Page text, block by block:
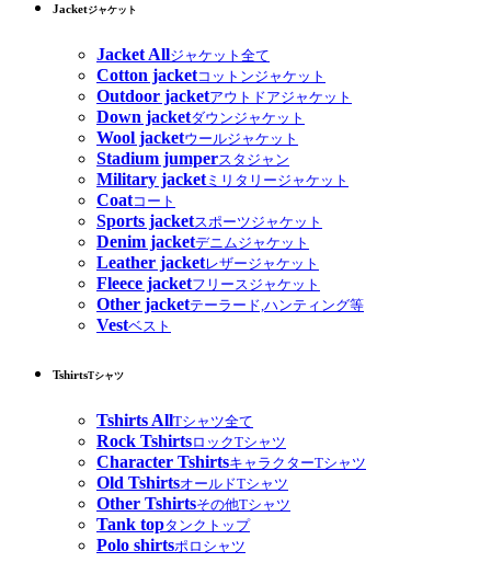
Jacketジャケット
Jacket Allジャケット全て
Cotton jacketコットンジャケット
Outdoor jacketアウトドアジャケット
Down jacketダウンジャケット
Wool jacketウールジャケット
Stadium jumperスタジャン
Military jacketミリタリージャケット
Coatコート
Sports jacketスポーツジャケット
Denim jacketデニムジャケット
Leather jacketレザージャケット
Fleece jacketフリースジャケット
Other jacketテーラード,ハンティング等
Vestベスト
TshirtsTシャツ
Tshirts AllTシャツ全て
Rock TshirtsロックTシャツ
Character TshirtsキャラクターTシャツ
Old TshirtsオールドTシャツ
Other Tshirtsその他Tシャツ
Tank topタンクトップ
Polo shirtsポロシャツ